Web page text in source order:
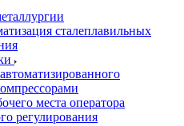
сталеплавильных
места оператора
регулирования